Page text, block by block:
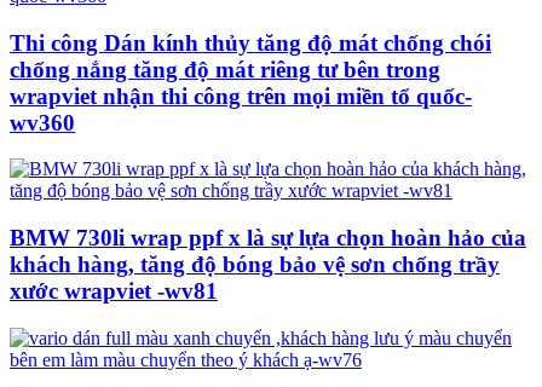
Thi công Dán kính thủy tăng độ mát chống chói
chống nắng tăng độ mát riêng tư bên trong
wrapviet nhận thi công trên mọi miền tổ quốc-
wv360
BMW 730li wrap ppf x là sự lựa chọn hoàn hảo của
khách hàng, tăng độ bóng bảo vệ sơn chống trầy
xước wrapviet -wv81